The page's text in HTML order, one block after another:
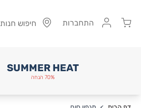
Cart התחברות חיפוש חנות
SUMMER HEAT
70% הנחה